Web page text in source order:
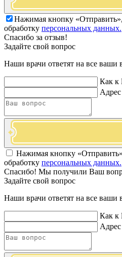
Нажимая кнопку
обработку персональных данных.
Спасибо за отзыв!
Задайте свой вопрос
Наши врачи ответят на все ваши
Как к
Нажимая кнопку
обработку персональных данных.
Спасибо! Мы получили Ваш
Задайте свой вопрос
Наши врачи ответят на все ваши
Как к